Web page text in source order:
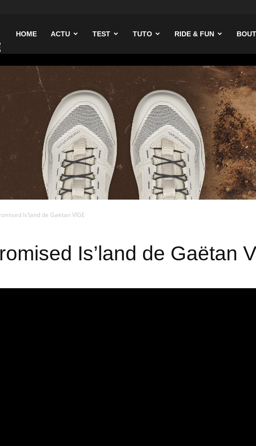
enDHurobike
HOME ACTU TEST TUTO RIDE & FUN
Is’land de Gaëtan VIGE
Is’land de Gaëtan